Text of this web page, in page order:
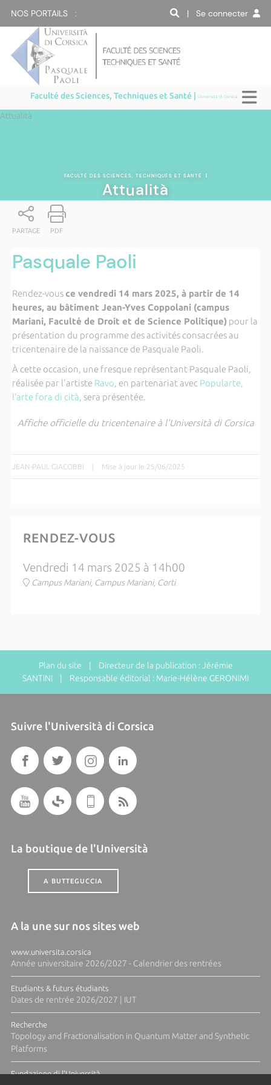
NOS PORTAILS : | Se connecter
Faculté des Sciences, Techniques et Santé |Università di Corsica
Attualità
FACULTÉ DES SCIENCES, TECHNIQUES ET SANTÉ |
Attualità
PARTAGE PDF
Pasquale Paoli
Rendez-vousce vendredi 14 mars 2025, à partir de 14
heures, au bâtiment Jean-Yves Coppolani (campus
Mariani, Faculté de Droit et de Science Politique)pour la
présentation du programme des activités consacrées au
tricentenaire de la naissance de Pasquale Paoli.
À cette occasion, une fresque représentant Pasquale Paoli,
réalisée par l'artiste Ravo, en partenariat avec Popularte,
l’arte fora di cità, sera présentée.
Affiche officielle du tricentenaire à l'Università di Corsica
JEAN-PAUL GIACOBBI | Mise à jour le 25/06/2025
RENDEZ-VOUS
Vendredi 14 mars 2025 à 14h00
Campus Mariani, Campus Mariani, Corti
Plan du site | Directeur de la publication : Jérémie
SANTINI | Responsable éditorial : Marie-Hélène GERONIMI
Suivre l'Università di Corsica
La boutique de l'Università
A BUTTEGUCCIA
A la une sur nos sites web
www.universita.corsica
Année universitaire 2026/2027 - Calendrier des rentrées
Etudiants & futurs étudiants
Dates de rentrée 2026/2027 | IUT
Recherche
Topology and Fractionalisation in Quantum Matter and Synthetic
Platforms
Fundazione di l'Università